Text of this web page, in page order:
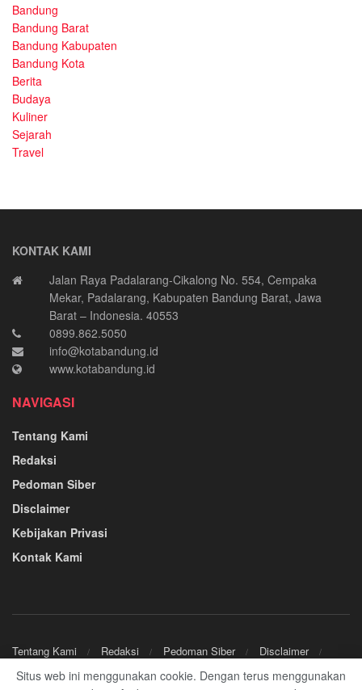
Bandung
Bandung Barat
Bandung Kabupaten
Bandung Kota
Berita
Budaya
Kuliner
Sejarah
Travel
KONTAK KAMI
Jalan Raya Padalarang-Cikalong No. 554, Cempaka
Mekar, Padalarang, Kabupaten Bandung Barat, Jawa
Barat – Indonesia. 40553
0899.862.5050
info@kotabandung.id
www.kotabandung.id
NAVIGASI
Tentang Kami
Redaksi
Pedoman Siber
Disclaimer
Kebijakan Privasi
Kontak Kami
Tentang Kami Redaksi Pedoman Siber
Disclaimer
Situs web ini menggunakan cookie. Dengan terus menggunakan